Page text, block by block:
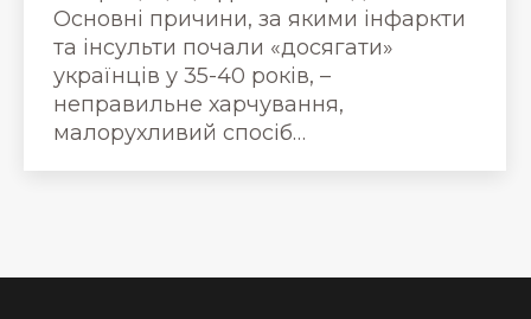
Основні причини, за якими інфаркти
та інсульти почали «досягати»
українців у 35-40 років, –
неправильне харчування,
малорухливий спосіб…